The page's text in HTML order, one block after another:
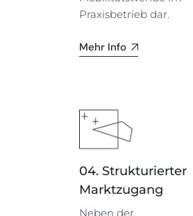
Praxisbetrieb dar.
Mehr Info
04. Strukturierter
Marktzugang
Neben der